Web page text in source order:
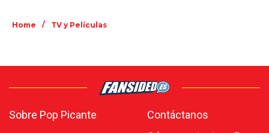
Home / TV y Películas
Sobre Pop Picante
Contáctanos